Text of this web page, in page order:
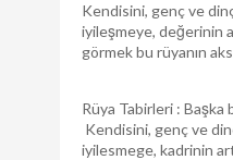
Kendisini, genç ve
iyileşmeye, değerinin
görmek bu rüyanın
Rüya Tabirleri :
Kendisini, genç ve
iyilesmege, kadrinin